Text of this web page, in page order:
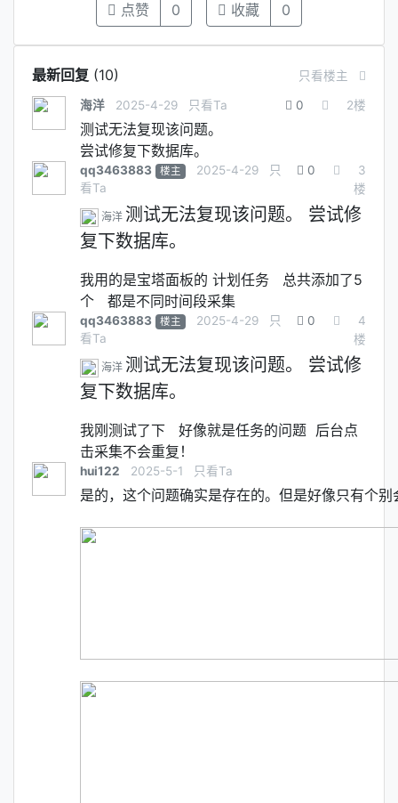
点赞 0 收藏 0
最新回复 (10) 只看楼主
海洋 2025-4-29 只看Ta 0 2楼
测试无法复现该问题。
尝试修复下数据库。
qq3463883 楼主 2025-4-29
只
看Ta
0
3
楼
海洋 测试无法复现该问题。 尝试修
复下数据库。
我用的是宝塔面板的 计划任务 总共添加了5
个 都是不同时间段采集
qq3463883 楼主 2025-4-29
只
看Ta
0
4
楼
海洋 测试无法复现该问题。 尝试修
复下数据库。
我刚测试了下 好像就是任务的问题 后台点
击采集不会重复！
hui122 2025-5-1 只看Ta
是的，这个问题确实是存在的。但是好像只有个